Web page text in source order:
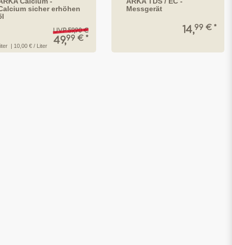
sicher erhöhen
UVP 59,90 €
49,99 € *
| 10,00 € / Liter
Messgerät
14,99 € *